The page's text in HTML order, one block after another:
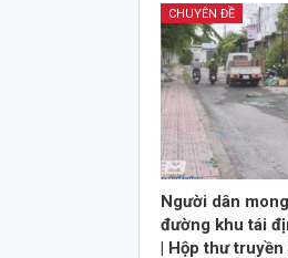
CHUYÊN ĐỀ
Người dân
đường khu tái
| Hộp thư